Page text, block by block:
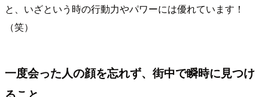
と、いざという時の行動力やパワーには優れています！
（笑）
一度会った人の顔を忘れず、街中で瞬時に見つけ